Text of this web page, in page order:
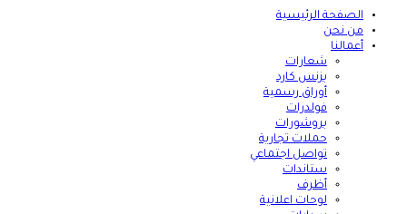
الصفحة الرئيسية
من نحن
أعمالنا
شعارات
بزنس كارد
أوراق رسمية
فولدرات
بروشورات
حملات تجارية
تواصل اجتماعي
ستاندات
أظرف
لوحات اعلانية